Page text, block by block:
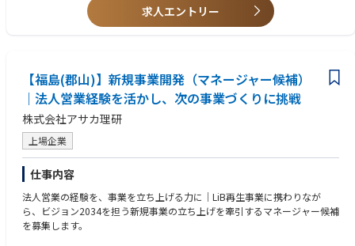
・アルミナ、水酸化アルミニウム、化成品、凝集剤といった幅広い製品群
を通じて、顧客の事業成長を支援することができます
＜求める人材像＞
顧客のビジネスに深く踏み込み、真摯に課題解決に取り組むことで、長期
深くヒアリングし、論理的思考力と提案力をもって最適なソリューション
を提供できる方を歓迎します。目標達成に向け、自律的に考え、粘り強く
行動し、困難な状況でも諦めずに成果を追求できる方を特に重視します。
また、社内外の関係者と円滑なコミュニケーションを図り、チームの一員
として協調性を持って業務を進められる方、さらには将来的にチームを牽
引するリーダーシップを発揮したいという意欲のある方を歓迎します。当
社の化学品事業の成長戦略を共に加速させ、新たな価値創造に貢献したい
という強い意欲をお持ちの方をお待ちしております。
求人エントリー
【福島(郡山)】新規事業開発（マネージャー候補）
｜法人営業経験を活かし、次の事業づくりに挑戦
株式会社アサカ理研
上場企業
仕事内容
法人営業の経験を、事業を立ち上げる力に│LiB再生事業に携わりなが
ら、ビジョン2034を担う新規事業の立ち上げを牽引するマネージャー候補
を募集します。